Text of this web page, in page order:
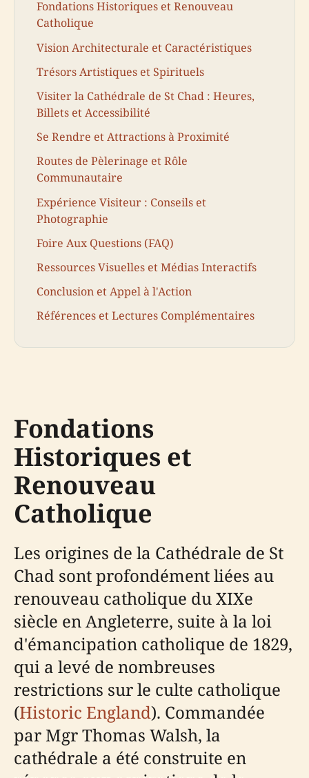
Fondations Historiques et Renouveau
Catholique
Vision Architecturale et Caractéristiques
Trésors Artistiques et Spirituels
Visiter la Cathédrale de St Chad : Heures,
Billets et Accessibilité
Se Rendre et Attractions à Proximité
Routes de Pèlerinage et Rôle
Communautaire
Expérience Visiteur : Conseils et
Photographie
Foire Aux Questions (FAQ)
Ressources Visuelles et Médias Interactifs
Conclusion et Appel à l'Action
Références et Lectures Complémentaires
Fondations
Historiques et
Renouveau
Catholique
Les origines de la Cathédrale de St
Chad sont profondément liées au
renouveau catholique du XIXe
siècle en Angleterre, suite à la loi
d'émancipation catholique de 1829,
qui a levé de nombreuses
restrictions sur le culte catholique
(Historic England). Commandée
par Mgr Thomas Walsh, la
cathédrale a été construite en